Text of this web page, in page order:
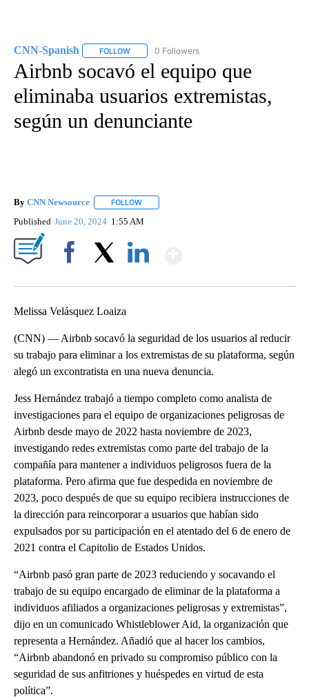
CNN-Spanish FOLLOW FOLLOW "CNN-SPANISH" TO RECEIVE
0 Followers
Airbnb socavó el equipo que
eliminaba usuarios extremistas,
según un denunciante
By CNN Newsource FOLLOW
Published June 20, 2024 1:55 AM
Melissa Velásquez Loaiza
(CNN) — Airbnb socavó la seguridad de los usuarios al reducir
su trabajo para eliminar a los extremistas de su plataforma, según
alegó un excontratista en una nueva denuncia.
Jess Hernández trabajó a tiempo completo como analista de
investigaciones para el equipo de organizaciones peligrosas de
Airbnb desde mayo de 2022 hasta noviembre de 2023,
investigando redes extremistas como parte del trabajo de la
compañía para mantener a individuos peligrosos fuera de la
plataforma. Pero afirma que fue despedida en noviembre de
2023, poco después de que su equipo recibiera instrucciones de
la dirección para reincorporar a usuarios que habían sido
expulsados por su participación en el atentado del 6 de enero de
2021 contra el Capitolio de Estados Unidos.
“Airbnb pasó gran parte de 2023 reduciendo y socavando el
trabajo de su equipo encargado de eliminar de la plataforma a
individuos afiliados a organizaciones peligrosas y extremistas”,
dijo en un comunicado Whistleblower Aid, la organización que
representa a Hernández. Añadió que al hacer los cambios,
“Airbnb abandonó en privado su compromiso público con la
seguridad de sus anfitriones y huéspedes en virtud de esta
política”.